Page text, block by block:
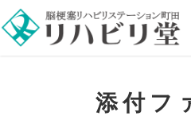
添付フ